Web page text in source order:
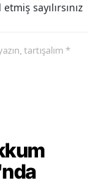
sayılırsınız
tartışalım *